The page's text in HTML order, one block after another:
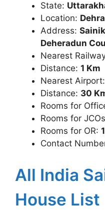
State:
Location:
Address:
Deheradun
Nearest
Distance: 1 Km
Nearest Airport:
Distance: 30
Rooms for
Rooms for
Rooms for OR:
Contact
All India
House List